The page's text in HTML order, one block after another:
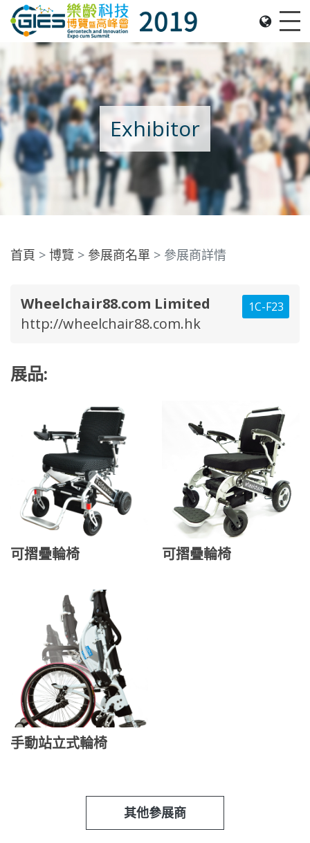
Date: Expo: 21-24 Nov 2019, Summit: 20 Nov 2019,
Exhibitor
首頁 博覽 參展商名單 參展商詳情
1C-F23
Wheelchair88.com Limited
http://wheelchair88.com.hk
展品:
可摺疊輪椅 可摺疊輪椅
手動站立式輪椅
其他參展商